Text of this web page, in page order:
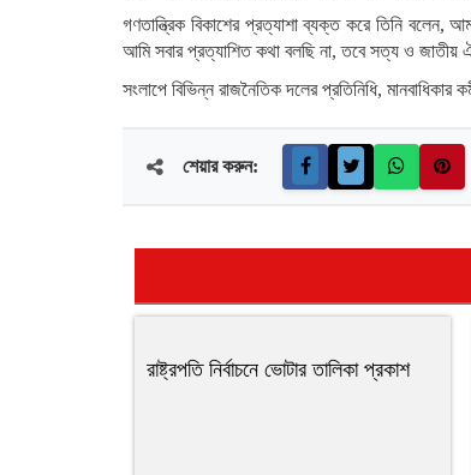
গণতান্ত্রিক বিকাশের প্রত্যাশা ব্যক্ত করে তিনি
আমি সবার প্রত্যাশিত কথা বলছি না, তবে সত্য ও জাতীয়
সংলাপে বিভিন্ন রাজনৈতিক দলের প্রতিনিধি, মানবাধিকার
শেয়ার করুন:
রাষ্ট্রপতি নির্বাচনে ভোটার তালিকা প্রকাশ